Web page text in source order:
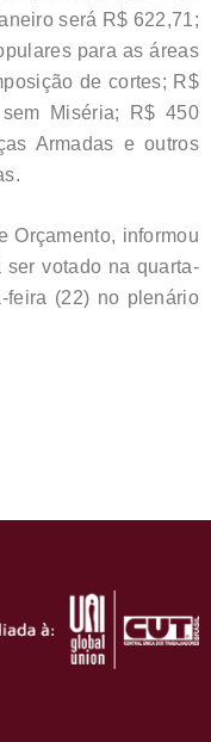
será R$ 622,71;
para as áreas
de cortes; R$
Miséria; R$ 450
Armadas e outros
Orçamento, informou
votado na quarta-
feira (22) no plenário